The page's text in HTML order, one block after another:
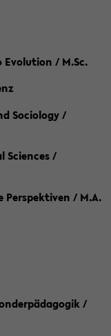
Evolution / M.Sc.
Sociology /
Sciences /
Perspektiven / M.A.
/